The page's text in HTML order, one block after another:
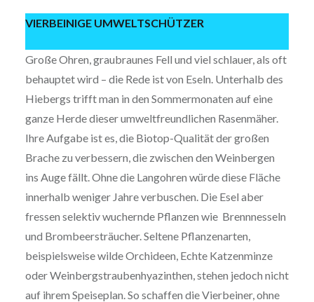
VIERBEINIGE UMWELTSCHÜTZER
Große Ohren, graubraunes Fell und viel schlauer, als oft
behauptet wird – die Rede ist von Eseln. Unterhalb des
Hiebergs trifft man in den Sommermonaten auf eine
ganze Herde dieser umweltfreundlichen Rasenmäher.
Ihre Aufgabe ist es, die Biotop-Qualität der großen
Brache zu verbessern, die zwischen den Weinbergen
ins Auge fällt. Ohne die Langohren würde diese Fläche
innerhalb weniger Jahre verbuschen. Die Esel aber
fressen selektiv wuchernde Pflanzen wie Brennnesseln
und Brombeersträucher. Seltene Pflanzenarten,
beispielsweise wilde Orchideen, Echte Katzenminze
oder Weinbergstraubenhyazinthen, stehen jedoch nicht
auf ihrem Speiseplan. So schaffen die Vierbeiner, ohne